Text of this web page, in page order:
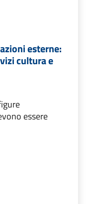
esterne:
cultura e
essere